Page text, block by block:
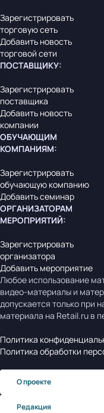
Зарегистрировать
торговую сеть
Добавить новость
торговой сети
ПОСТАВЩИКУ:
Зарегистрировать
поставщика
Добавить новость
компании
ОБУЧАЮЩИМ
КОМПАНИЯМ:
Зарегистрировать
обучающую компанию
Добавить семинар
ОРГАНИЗАТОРАМ
МЕРОПРИЯТИЙ:
Зарегистрировать
организатора
Добавить мероприятие
Любое использование
видео-материалы и
допускается только при
материала на Retail.ru в
Политика
Политика обработки
О проекте
Редакция